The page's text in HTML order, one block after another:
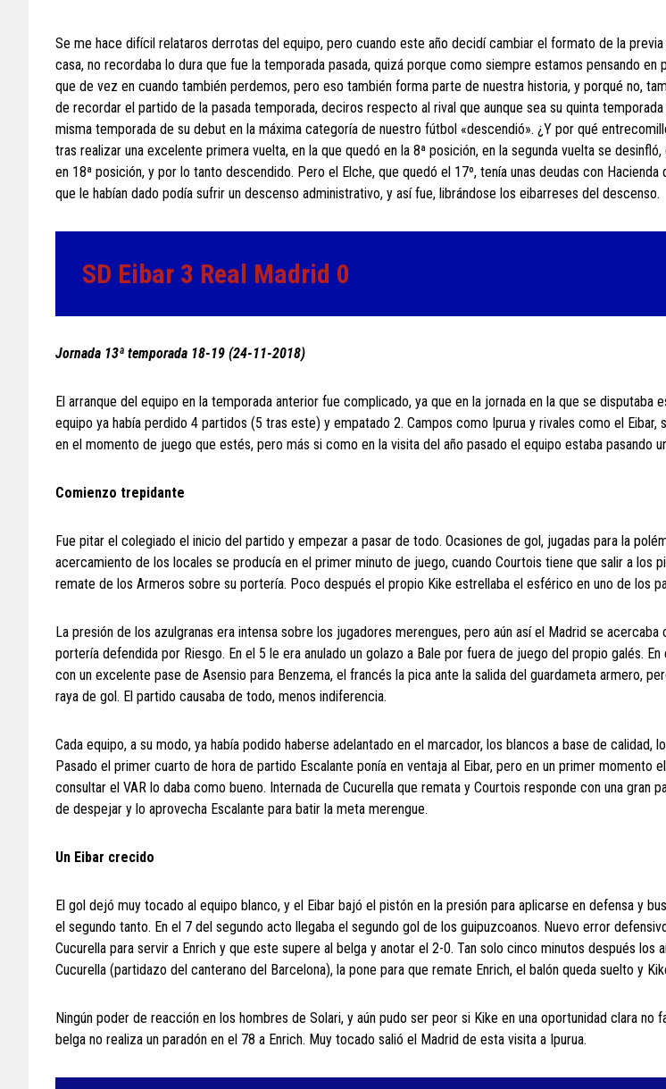
Se me hace difícil relataros derrotas del equipo, pero cuando este año decidí cambiar el formato de la
casa, no recordaba lo dura que fue la temporada pasada, quizá porque como siempre estamos pensando en
que de vez en cuando también perdemos, pero eso también forma parte de nuestra historia, y porqué no,
de recordar el partido de la pasada temporada, deciros respecto al rival que aunque sea su quinta
misma temporada de su debut en la máxima categoría de nuestro fútbol «descendió». ¿Y por qué
tras realizar una excelente primera vuelta, en la que quedó en la 8ª posición, en la segunda vuelta se
en 18ª posición, y por lo tanto descendido. Pero el Elche, que quedó el 17º, tenía unas deudas con Hacienda
que le habían dado podía sufrir un descenso administrativo, y así fue, librándose los eibarreses del descenso.
SD Eibar 3 Real Madrid 0
Jornada 13ª temporada 18-19 (24-11-2018)
El arranque del equipo en la temporada anterior fue complicado, ya que en la jornada en la que se disputaba
equipo ya había perdido 4 partidos (5 tras este) y empatado 2. Campos como Ipurua y rivales como el Eibar,
en el momento de juego que estés, pero más si como en la visita del año pasado el equipo estaba pasando
Comienzo trepidante
Fue pitar el colegiado el inicio del partido y empezar a pasar de todo. Ocasiones de gol, jugadas para la
acercamiento de los locales se producía en el primer minuto de juego, cuando Courtois tiene que salir a los
remate de los Armeros sobre su portería. Poco después el propio Kike estrellaba el esférico en uno de los
La presión de los azulgranas era intensa sobre los jugadores merengues, pero aún así el Madrid se
portería defendida por Riesgo. En el 5 le era anulado un golazo a Bale por fuera de juego del propio galés.
con un excelente pase de Asensio para Benzema, el francés la pica ante la salida del guardameta armero,
raya de gol. El partido causaba de todo, menos indiferencia.
Cada equipo, a su modo, ya había podido haberse adelantado en el marcador, los blancos a base de calidad,
Pasado el primer cuarto de hora de partido Escalante ponía en ventaja al Eibar, pero en un primer momento
consultar el VAR lo daba como bueno. Internada de Cucurella que remata y Courtois responde con una gran
de despejar y lo aprovecha Escalante para batir la meta merengue.
Un Eibar crecido
El gol dejó muy tocado al equipo blanco, y el Eibar bajó el pistón en la presión para aplicarse en defensa y
el segundo tanto. En el 7 del segundo acto llegaba el segundo gol de los guipuzcoanos. Nuevo error
Cucurella para servir a Enrich y que este supere al belga y anotar el 2-0. Tan solo cinco minutos después los
Cucurella (partidazo del canterano del Barcelona), la pone para que remate Enrich, el balón queda suelto y
Ningún poder de reacción en los hombres de Solari, y aún pudo ser peor si Kike en una oportunidad clara no
belga no realiza un paradón en el 78 a Enrich. Muy tocado salió el Madrid de esta visita a Ipurua.